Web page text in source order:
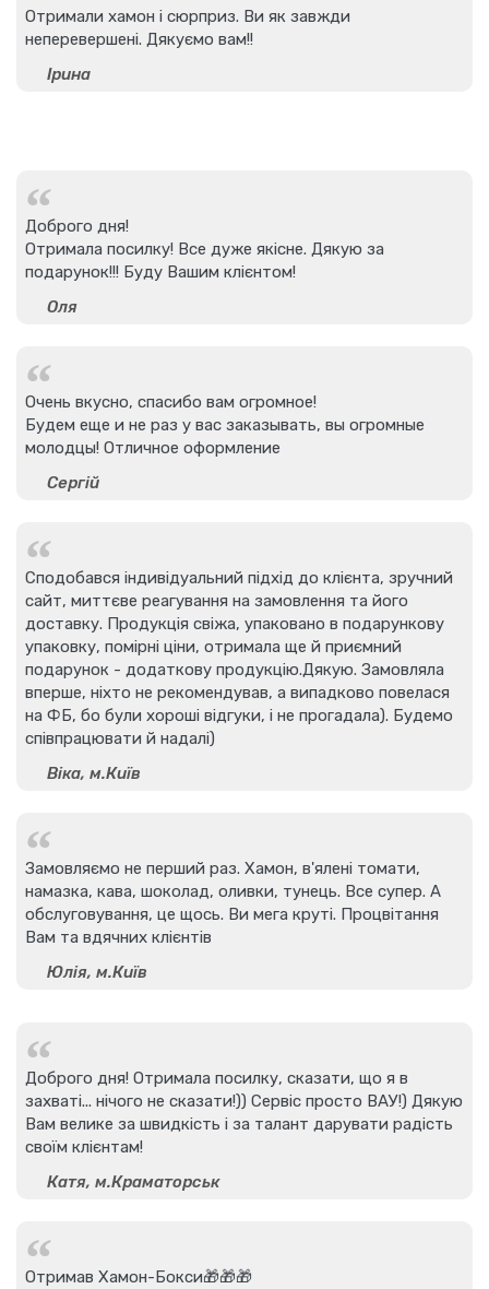
Отримали хамон і сюрприз. Ви як завжди
неперевершені. Дякуємо вам!!
Ірина
Доброго дня!
Отримала посилку! Все дуже якісне. Дякую за
подарунок!!! Буду Вашим клієнтом!
Оля
Очень вкусно, спасибо вам огромное!
Будем еще и не раз у вас заказывать, вы огромные
молодцы! Отличное оформление
Сергій
Сподобався індивідуальний підхід до клієнта, зручний
сайт, миттєве реагування на замовлення та його
доставку. Продукція свіжа, упаковано в подарункову
упаковку, помірні ціни, отримала ще й приємний
подарунок - додаткову продукцію.Дякую. Замовляла
вперше, ніхто не рекомендував, а випадково повелася
на ФБ, бо були хороші відгуки, і не прогадала). Будемо
співпрацювати й надалі)
Віка, м.Київ
Замовляємо не перший раз. Хамон, в'ялені томати,
намазка, кава, шоколад, оливки, тунець. Все супер. А
обслуговування, це щось. Ви мега круті. Процвітання
Вам та вдячних клієнтів
Юлія, м.Київ
Доброго дня! Отримала посилку, сказати, що я в
захваті... нічого не сказати!)) Сервіс просто ВАУ!) Дякую
Вам велике за швидкість і за талант дарувати радість
своїм клієнтам!
Катя, м.Краматорськ
Отримав Хамон-Бокси🎁🎁🎁